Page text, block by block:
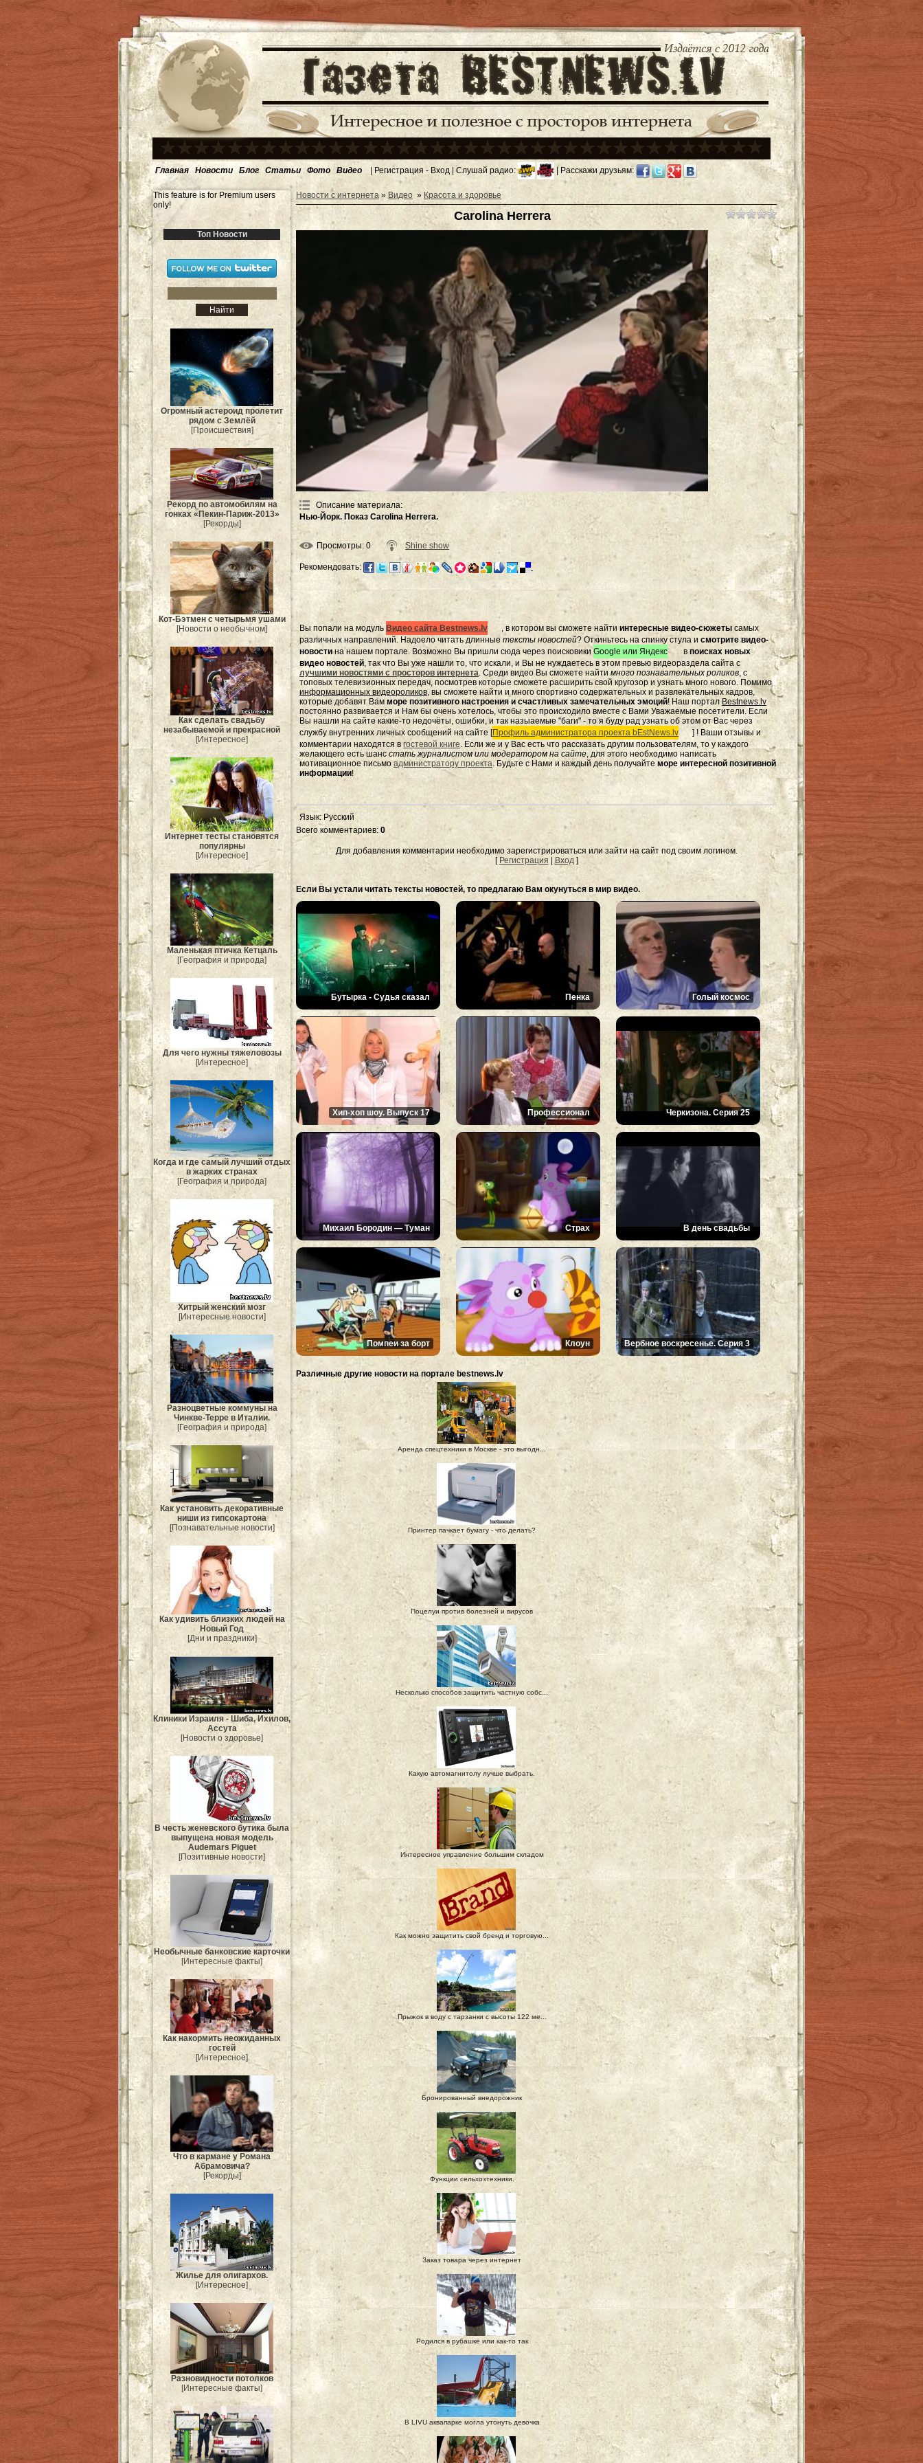
Главная Новости Блог Статьи Фото Видео | Регистрация - Вход | Слушай радио: | Расскажи друзьям:
This feature is for Premium users
only!
Топ Новости
Огромный астероид пролетит
рядом с Землёй
[Происшествия]
Рекорд по автомобилям на
гонках «Пекин-Париж-2013»
[Рекорды]
Кот-Бэтмен с четырьмя ушами
[Новости о необычном]
Как сделать свадьбу
незабываемой и прекрасной
[Интересное]
Интернет тесты становятся
популярны
[Интересное]
Маленькая птичка Кетцаль
[География и природа]
Для чего нужны тяжеловозы
[Интересное]
Когда и где самый лучший отдых
в жарких странах
[География и природа]
Хитрый женский мозг
[Интересные новости]
Разноцветные коммуны на
Чинкве-Терре в Италии.
[География и природа]
Как установить декоративные
ниши из гипсокартона
[Познавательные новости]
Как удивить близких людей на
Новый Год
[Дни и праздники]
Клиники Израиля - Шиба, Ихилов,
Ассута
[Новости о здоровье]
В честь женевского бутика была
выпущена новая модель
Audemars Piguet
[Позитивные новости]
Необычные банковские карточки
[Интересные факты]
Как накормить неожиданных
гостей
[Интересное]
Что в кармане у Романа
Абрамовича?
[Рекорды]
Жилье для олигархов.
[Интересное]
Разновидности потолков
[Интересные факты]
Новости с интернета » Видео » Красота и здоровье
Carolina Herrera
Описание материала:
Нью-Йорк. Показ Carolina Herrera.
Просмотры: 0 Shine show
Рекомендовать:
Вы попали на модуль Видео сайта Bestnews.lv , в котором вы сможете найти интересные видео-сюжеты самых
различных направлений. Надоело читать длинные тексты новостей? Откиньтесь на спинку стула и смотрите видео-
новостина нашем портале. Возможно Вы пришли сюда через поисковики Google или Яндекс в поисках новых
видео новостей, так что Вы уже нашли то, что искали, и Вы не нуждаетесь в этом превью видеораздела сайта с
лучшими новостями с просторов интернета. Среди видео Вы сможете найти много познавательных роликов, с
топовых телевизионных передач, посмотрев которые сможете расширить свой кругозор и узнать много нового. Помимо
информационных видеороликов, вы сможете найти и много спортивно содержательных и развлекательных кадров,
которые добавят Вам море позитивного настроения и счастливых замечательных эмоций! Наш портал Bestnews.lv
постоянно развивается и Нам бы очень хотелось, чтобы это происходило вместе с Вами Уважаемые посетители. Если
Вы нашли на сайте какие-то недочёты, ошибки, и так назыаемые "баги" - то я буду рад узнать об этом от Вас через
службу внутренних личных сообщений на сайте [Профиль администратора проекта bEstNews.lv
] ! Ваши отзывы и
комментарии находятся в гостевой книге. Если же и у Вас есть что рассказать другим пользователям, то у каждого
желающего есть шанс стать журналистом или модератором на сайте, для этого необходимо написать
мотивационное письмоадминистратору проекта. Будьте с Нами и каждый день получайте море интересной позитивной
информации!
Язык: Русский
Всего комментариев: 0
Для добавления комментарии необходимо зарегистрироваться или зайти на сайт под своим логином.
[ Регистрация Вход]
Если Вы устали читать тексты новостей, то предлагаю Вам окунуться в мир видео.
Бутырка - Судья сказал Пенка Голый космос
Хип-хоп шоу. Выпуск 17 Профессионал Черкизона. Серия 25
Михаил Бородин — Туман Страх В день свадьбы
Помпеи за борт Клоун Вербное воскресенье. Серия 3
Различные другие новости на портале bestnews.lv
Аренда спецтехники в Москве - это выгодн...
Принтер пачкает бумагу - что делать?
Поцелуи против болезней и вирусов
Несколько способов защитить частную собс...
Какую автомагнитолу лучше выбрать.
Интересное управление большим складом
Как можно защитить свой бренд и торговую...
Прыжок в воду с тарзанки с высоты 122 ме...
Бронированный внедорожник
Функции сельхозтехники.
Заказ товара через интернет
Родился в рубашке или как-то так
В LIVU аквапарке могла утонуть девочка